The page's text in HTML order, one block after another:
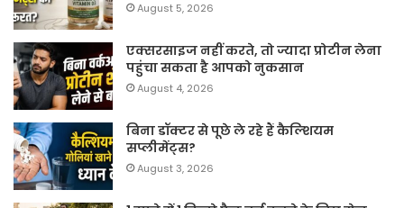
August 5, 2026
एक्सरसाइज नहीं करते, तो ज्यादा प्रोटीन लेना
पहुंचा सकता है आपको नुकसान
August 4, 2026
बिना डॉक्टर से पूछे ले रहे हैं कैल्शियम
सप्लीमेंट्स?
August 3, 2026